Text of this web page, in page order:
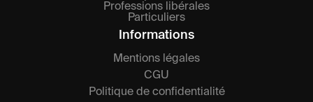
Professions libérales
Particuliers
Informations
Mentions légales
CGU
Politique de confidentialité